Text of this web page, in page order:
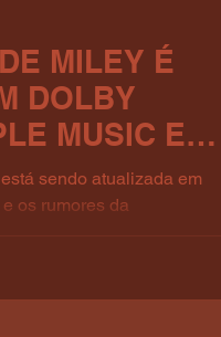
MILEY É
DOLBY
MUSIC E
VEZ
sendo atualizada em
os rumores da